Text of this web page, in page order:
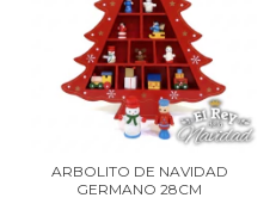
ARBOLITO DE NAVIDAD
GERMANO 28CM